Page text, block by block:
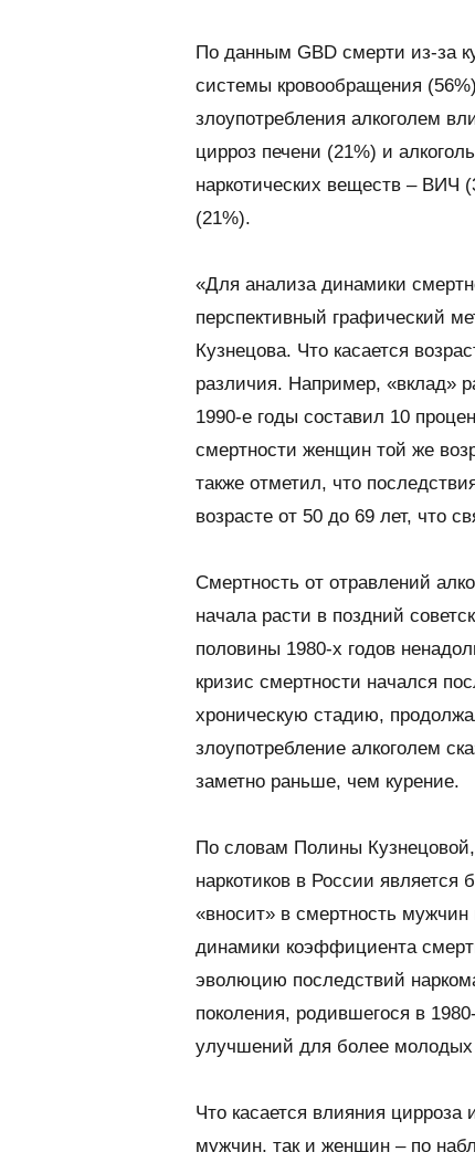
По данным GBD смерти из-за
системы кровообращения
злоупотребления алкоголем
цирроз печени (21%) и
наркотических веществ – ВИЧ
(21%).
«Для анализа динамики
перспективный графический
Кузнецова. Что касается
различия. Например, «вклад»
1990-е годы составил 10
смертности женщин той же
также отметил, что
возрасте от 50 до 69 лет, что
Смертность от отравлений
начала расти в поздний
половины 1980-х годов
кризис смертности начался
хроническую стадию,
злоупотребление алкоголем
заметно раньше, чем курение.
По словам Полины
наркотиков в России
«вносит» в смертность
динамики коэффициента
эволюцию последствий
поколения, родившегося в
улучшений для более молодых
Что касается влияния
мужчин, так и женщин – по